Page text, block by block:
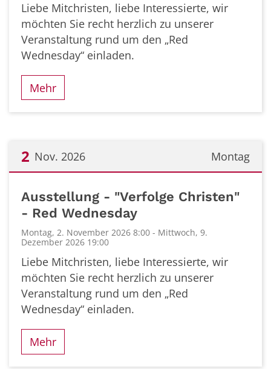
Liebe Mitchristen, liebe Interessierte, wir
möchten Sie recht herzlich zu unserer
Veranstaltung rund um den „Red
Wednesday“ einladen.
Mehr
Montag
2 Nov. 2026
Ausstellung - "Verfolge Christen"
- Red Wednesday
Montag, 2. November 2026 8:00 - Mittwoch, 9.
Dezember 2026 19:00
Liebe Mitchristen, liebe Interessierte, wir
möchten Sie recht herzlich zu unserer
Veranstaltung rund um den „Red
Wednesday“ einladen.
Mehr